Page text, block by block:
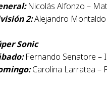
Nicolás Alfonzo –
2:Alejandro Montaldo
Sonic
Fernando Senatore –
Carolina Larratea –